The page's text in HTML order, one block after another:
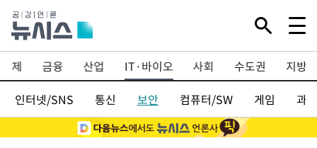
경제 금융 산업 IT·바이오 사회 수도권
지방
인터넷/SNS
통신 보안 컴퓨터/SW 게임 과학